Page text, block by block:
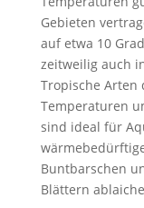
Gebieten
auf etwa 10
zeitweilig auch
Tropische Arten
Temperaturen
sind ideal für
Buntbarschen
Blättern